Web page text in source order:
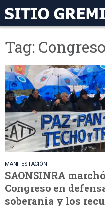
Tag: Congreso
MANIFESTACIÓN
SAONSINRA
Congreso en
soberanía y los